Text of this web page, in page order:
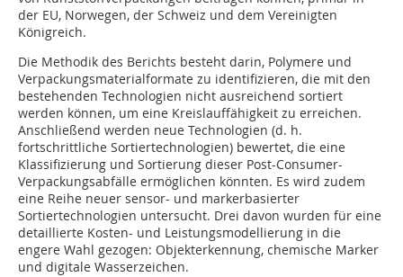
der EU, Norwegen, der Schweiz und dem Vereinigten
Königreich.
Die Methodik des Berichts besteht darin, Polymere und
Verpackungsmaterialformate zu identifizieren, die mit den
bestehenden Technologien nicht ausreichend sortiert
werden können, um eine Kreislauffähigkeit zu erreichen.
Anschließend werden neue Technologien (d. h.
fortschrittliche Sortiertechnologien) bewertet, die eine
Klassifizierung und Sortierung dieser Post-Consumer-
Verpackungsabfälle ermöglichen könnten. Es wird zudem
eine Reihe neuer sensor- und markerbasierter
Sortiertechnologien untersucht. Drei davon wurden für eine
detaillierte Kosten- und Leistungsmodellierung in die
engere Wahl gezogen: Objekterkennung, chemische Marker
und digitale Wasserzeichen.